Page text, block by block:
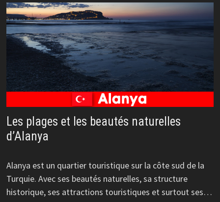
Les plages et les beautés naturelles
d’Alanya
Alanya est un quartier touristique sur la côte sud de la
Turquie. Avec ses beautés naturelles, sa structure
historique, ses attractions touristiques et surtout ses…